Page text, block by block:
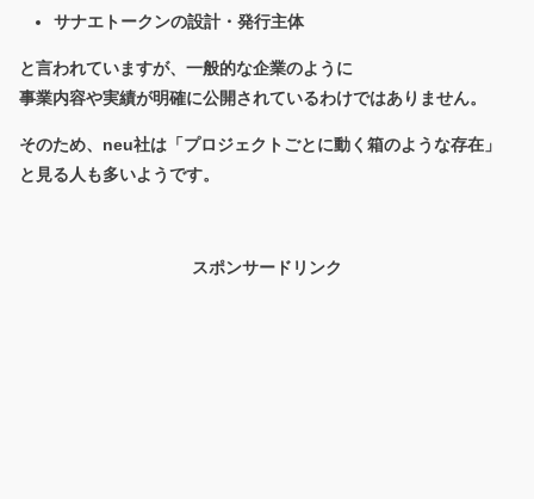
サナエトークンの設計・発行主体
と言われていますが、一般的な企業のように
事業内容や実績が明確に公開されているわけではありません。
そのため、neu社は 「プロジェクトごとに動く箱のような存在」
と見る人も多いようです。
スポンサードリンク